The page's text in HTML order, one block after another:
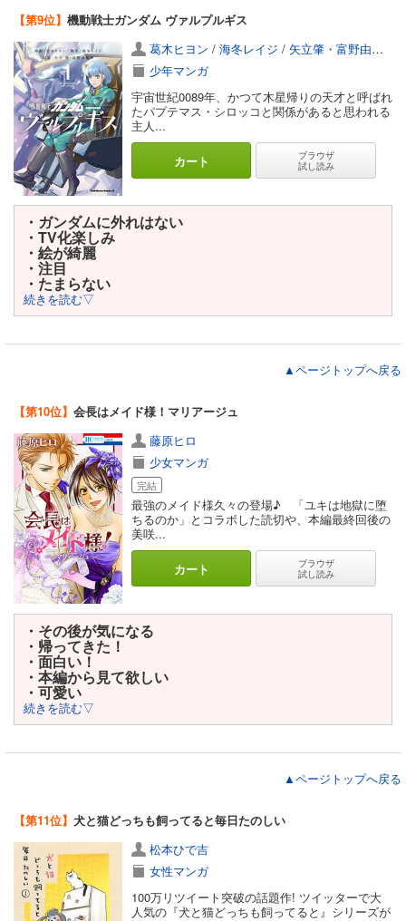
【第9位】 機動戦士ガンダム ヴァルプルギス
葛木ヒヨン / 海冬レイジ / 矢立肇・富野由悠季
少年マンガ
宇宙世紀0089年、かつて木星帰りの天才と呼ばれ
たパプテマス・シロッコと関係があると思われる
主人...
カート
ブラウザ
試し読み
・ガンダムに外れはない
・TV化楽しみ
・絵が綺麗
・注目
・たまらない
続きを読む▽
▲ページトップへ戻る
【第10位】 会長はメイド様！マリアージュ
藤原ヒロ
少女マンガ
完結
最強のメイド様久々の登場♪ 「ユキは地獄に堕
ちるのか」とコラボした読切や、本編最終回後の
美咲...
カート
ブラウザ
試し読み
・その後が気になる
・帰ってきた！
・面白い！
・本編から見て欲しい
・可愛い
続きを読む▽
▲ページトップへ戻る
【第11位】 犬と猫どっちも飼ってると毎日たのしい
松本ひで吉
女性マンガ
100万リツイート突破の話題作! ツイッターで大
人気の『犬と猫どっちも飼ってると』シリーズが